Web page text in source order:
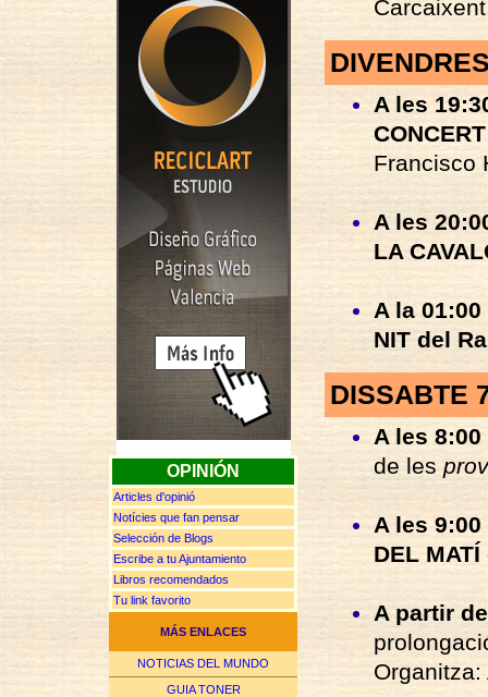
OPINIÓN
Articles d'opinió
Notícies que fan pensar
Selección de Blogs
Escribe a tu Ajuntamiento
Libros recomendados
Tu link favorito
MÁS ENLACES
NOTICIAS DEL MUNDO
GUIA TONER
A les
Francisco
A les
LA
A la 01:00
NIT del
DISSABTE
A les 8:00
de les
A les 9:00
DEL
A partir